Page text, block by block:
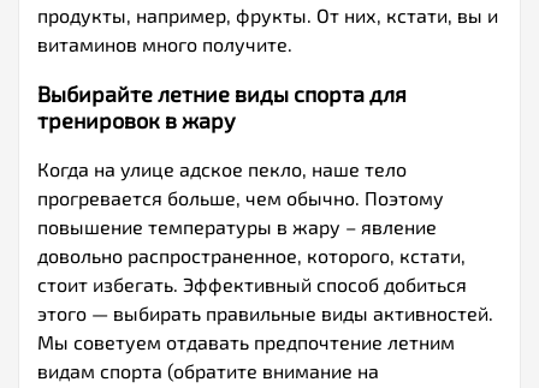
продукты, например, фрукты. От них, кстати, вы и
витаминов много получите.
Выбирайте летние виды спорта для
тренировок в жару
Когда на улице адское пекло, наше тело
прогревается больше, чем обычно. Поэтому
повышение температуры в жару – явление
довольно распространенное, которого, кстати,
стоит избегать. Эффективный способ добиться
этого — выбирать правильные виды активностей.
Мы советуем отдавать предпочтение летним
видам спорта (обратите внимание на